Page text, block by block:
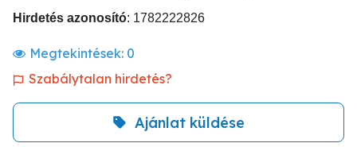
Hirdetés azonosító: 1782222826
Megtekintések: 0
Szabálytalan hirdetés?
Ajánlat küldése